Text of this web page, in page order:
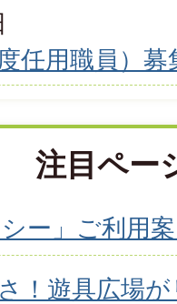
任用職員）募
注目ペー
ー」ご利用
！遊具広場